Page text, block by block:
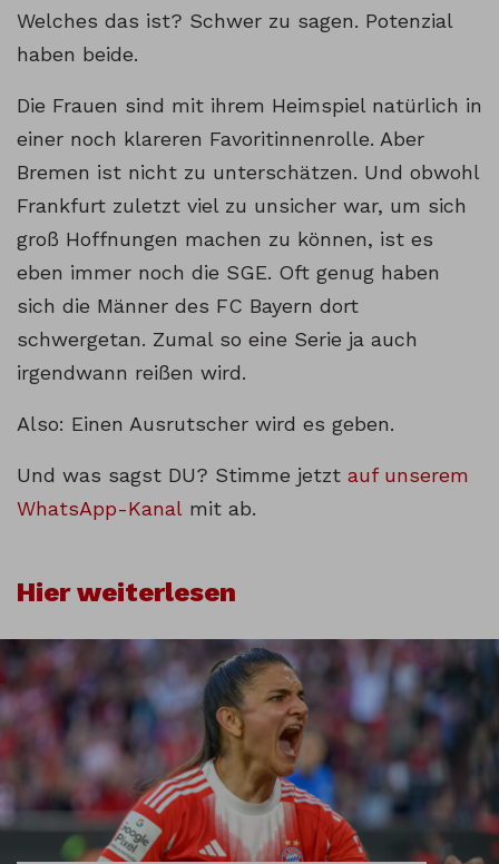
Welches das ist? Schwer zu sagen. Potenzial
haben beide.
Die Frauen sind mit ihrem Heimspiel natürlich in
einer noch klareren Favoritinnenrolle. Aber
Bremen ist nicht zu unterschätzen. Und obwohl
Frankfurt zuletzt viel zu unsicher war, um sich
groß Hoffnungen machen zu können, ist es
eben immer noch die SGE. Oft genug haben
sich die Männer des FC Bayern dort
schwergetan. Zumal so eine Serie ja auch
irgendwann reißen wird.
Also: Einen Ausrutscher wird es geben.
Und was sagst DU? Stimme jetzt auf unserem
WhatsApp-Kanal mit ab.
Hier weiterlesen